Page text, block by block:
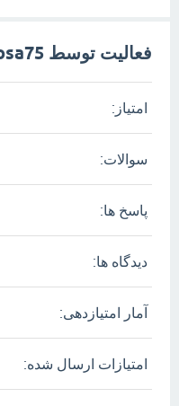
فعالیت توسط hatemimosa75
امتیاز:
سوالات:
پاسخ ها:
دیدگاه ها:
آمار امتیازدهی:
امتیازات ارسال شده: